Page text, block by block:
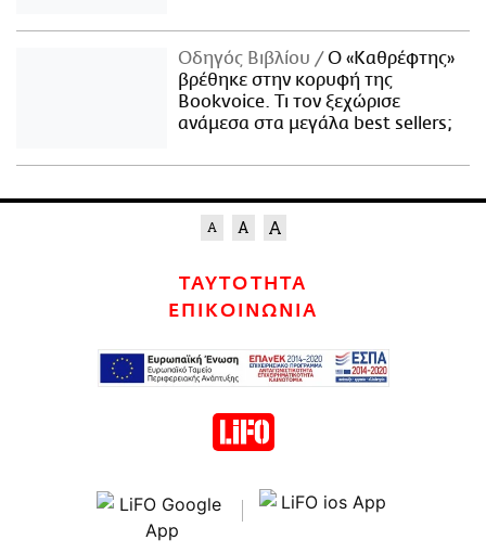
Οδηγός Βιβλίου
Ο «Καθρέφτης»
βρέθηκε στην κορυφή της
Bookvoice. Τι τον ξεχώρισε
ανάμεσα στα μεγάλα best sellers;
ΤΑΥΤΟΤΗΤΑ
ΕΠΙΚΟΙΝΩΝΙΑ